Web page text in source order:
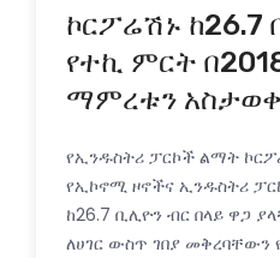
ኮርፖሬሽኑ ከ26.7
የተኪ ምርት
ማምረቱን አስታወቀ
የኢንዱስትሪ ፓርኮች ልማት
የኢኮኖሚ ዞኖችና ኢንዱስትሪ
ከ26.7 ቢሊዮን ብር በላይ ዋጋ
ለሀገር ውስጥ ገበያ መቅረባቸውን